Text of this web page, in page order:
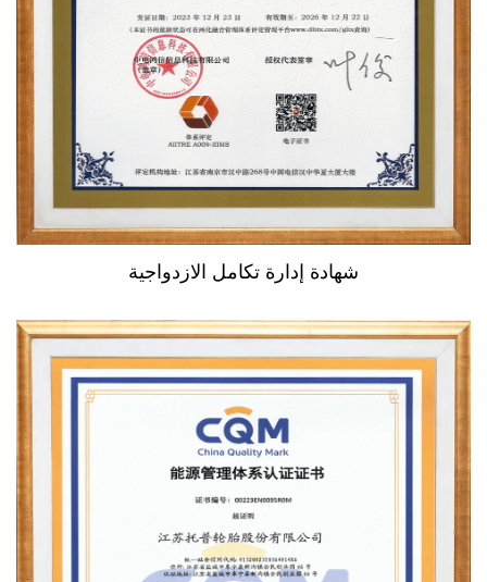
شهادة إدارة تكامل الازدواجية